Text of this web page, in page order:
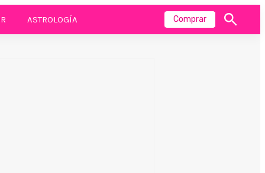
ASTROLOGÍA Comprar
Mostrar